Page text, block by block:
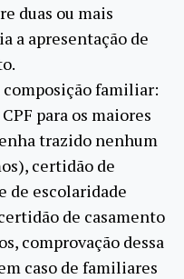
duas ou mais
a apresentação de
familiar:
para os maiores
trazido nenhum
certidão de
de escolaridade
de casamento
comprovação dessa
caso de familiares